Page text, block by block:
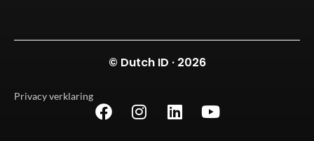
© Dutch ID · 2026
Privacy verklaring